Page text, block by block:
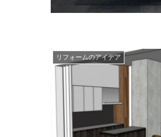
リフォームのアイデア